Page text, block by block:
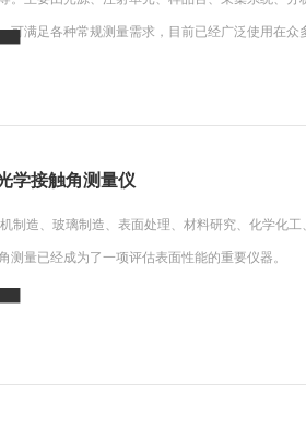
可满足各种常规测量需求，目前已经广泛使用在众
学接触角测量仪
制造、玻璃制造、表面处理、材料研究、化学化
测量已经成为了一项评估表面性能的重要仪器。